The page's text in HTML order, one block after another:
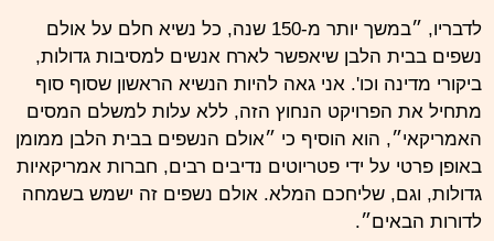
לדבריו, ״במשך יותר מ-150 שנה, כל נשיא חלם על אולם
נשפים בבית הלבן שיאפשר לארח אנשים למסיבות גדולות,
ביקורי מדינה וכו'. אני גאה להיות הנשיא הראשון שסוף סוף
מתחיל את הפרויקט הנחוץ הזה, ללא עלות למשלם המסים
האמריקאי״, הוא הוסיף כי ״אולם הנשפים בבית הלבן ממומן
באופן פרטי על ידי פטריוטים נדיבים רבים, חברות אמריקאיות
גדולות, וגם, שליחכם המלא. אולם נשפים זה ישמש בשמחה
לדורות הבאים״.